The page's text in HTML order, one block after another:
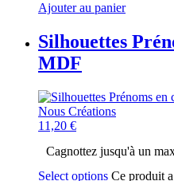
Ajouter au panier
Silhouettes
MDF
11,20 €
Cagnottez jusqu'à un
Select options Ce produit